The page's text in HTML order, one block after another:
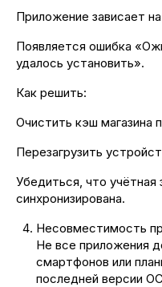
Приложение зависает на
Появляется ошибка
удалось установить».
Как решить:
Очистить кэш магазина
Перезагрузить
Убедиться, что учётная
синхронизирована.
Несовместимость
Не все приложения
смартфонов или
последней версии